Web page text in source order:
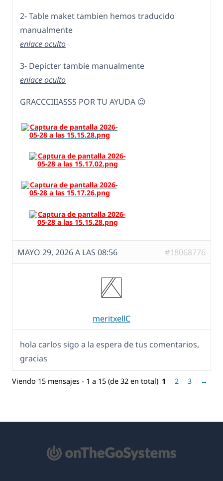
2- Table maket tambien hemos traducido
manualmente
enlace oculto
3- Depicter tambie manualmente
enlace oculto
GRACCCIIIASSS POR TU AYUDA 😉
MAYO 29, 2026 A LAS 08:56 #18068776
meritxellC
hola carlos sigo a la espera de tus comentarios,
gracias
Viendo 15 mensajes - 1 a 15 (de 32 en total) 1 2 3 →